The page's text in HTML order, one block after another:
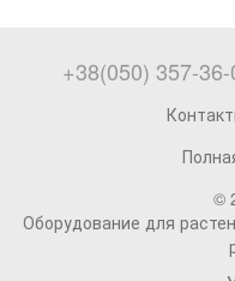
+38(050) 357-36-
©
Оборудование для